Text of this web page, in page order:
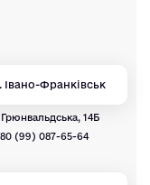
Івано-Франківськ
Грюнвальдська, 14Б
(99) 087-65-64